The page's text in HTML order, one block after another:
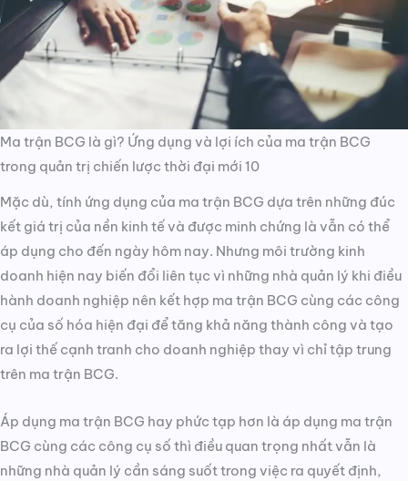
Ma trận BCG là gì? Ứng dụng và lợi ích của ma trận BCG
trong quản trị chiến lược thời đại mới 10
Mặc dù, tính ứng dụng của ma trận BCG dựa trên những đúc
kết giá trị của nền kinh tế và được minh chứng là vẫn có thể
áp dụng cho đến ngày hôm nay. Nhưng môi trường kinh
doanh hiện nay biến đổi liên tục vì những nhà quản lý khi điều
hành doanh nghiệp nên kết hợp ma trận BCG cùng các công
cụ của số hóa hiện đại để tăng khả năng thành công và tạo
ra lợi thế cạnh tranh cho doanh nghiệp thay vì chỉ tập trung
trên ma trận BCG.
Áp dụng ma trận BCG hay phức tạp hơn là áp dụng ma trận
BCG cùng các công cụ số thì điều quan trọng nhất vẫn là
những nhà quản lý cần sáng suốt trong việc ra quyết định,